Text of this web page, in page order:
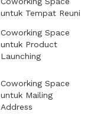
untuk Tempat Reuni
Coworking Space
untuk Product
Launching
Coworking Space
untuk Mailing
Address